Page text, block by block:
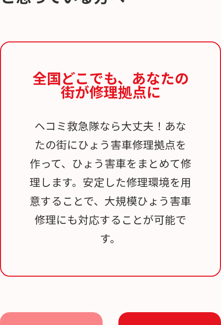
全国どこでも、 あなたの
街が修理拠点に
ヘコミ救急隊なら大丈夫！あな
たの街にひょう害車修理拠点を
作って、ひょう害車をまとめて修
理します。安定した修理環境を用
意することで、大規模ひょう害車
修理にも対応することが可能で
す。